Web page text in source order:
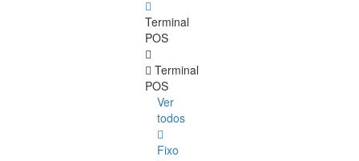
Terminal
POS
Terminal
POS
Ver
todos
Fixo